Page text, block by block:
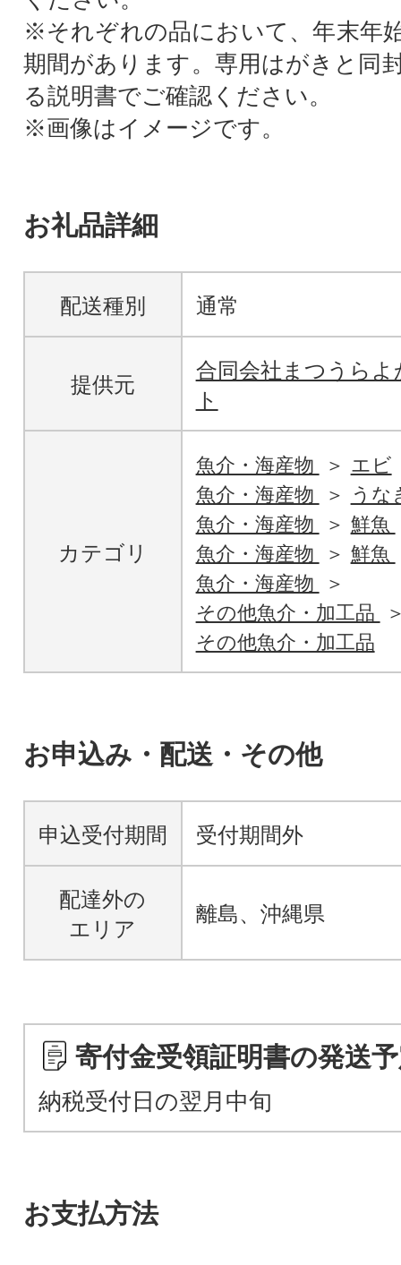
※それぞれの品において、年末年
期間があります。専用はがきと同
る説明書でご確認ください。
※画像はイメージです。
お礼品詳細
配送種別 通常
提供元
合同会社まつうら
ト
カテゴリ
魚介・海産物
エビ
魚介・海産物
うな
魚介・海産物
鮮魚
魚介・海産物
鮮魚
魚介・海産物
その他魚介・加工品
その他魚介・加工品
お申込み・配送・その他
申込受付期間 受付期間外
配達外の
エリア
離島、沖縄県
寄付金受領証明書の発送
納税受付日の翌月中旬
お支払方法